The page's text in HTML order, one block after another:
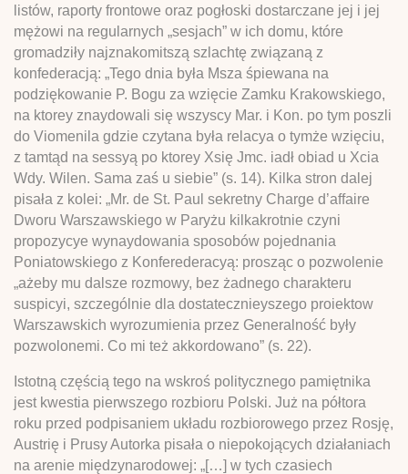
listów, raporty frontowe oraz pogłoski dostarczane jej i jej
mężowi na regularnych „sesjach” w ich domu, które
gromadziły najznakomitszą szlachtę związaną z
konfederacją: „Tego dnia była Msza śpiewana na
podziękowanie P. Bogu za wzięcie Zamku Krakowskiego,
na ktorey znaydowali się wszyscy Mar. i Kon. po tym poszli
do Viomenila gdzie czytana była relacya o tymże wzięciu,
z tamtąd na sessyą po ktorey Xsię Jmc. iadł obiad u Xcia
Wdy. Wilen. Sama zaś u siebie” (s. 14). Kilka stron dalej
pisała z kolei: „Mr. de St. Paul sekretny Charge d’affaire
Dworu Warszawskiego w Paryżu kilkakrotnie czyni
propozycye wynaydowania sposobów pojednania
Poniatowskiego z Konferederacyą: prosząc o pozwolenie
„ażeby mu dalsze rozmowy, bez żadnego charakteru
suspicyi, szczególnie dla dostatecznieyszego proiektow
Warszawskich wyrozumienia przez Generalność były
pozwolonemi. Co mi też akkordowano” (s. 22).
Istotną częścią tego na wskroś politycznego pamiętnika
jest kwestia pierwszego rozbioru Polski. Już na półtora
roku przed podpisaniem układu rozbiorowego przez Rosję,
Austrię i Prusy Autorka pisała o niepokojących działaniach
na arenie międzynarodowej: „[…] w tych czasiech